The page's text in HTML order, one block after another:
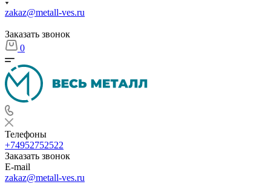
zakaz@metall-ves.ru
Заказать звонок
0
Телефоны
+74952752522
Заказать звонок
E-mail
zakaz@metall-ves.ru